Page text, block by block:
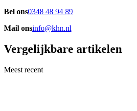
Bel ons0348 48 94 89
Mail onsinfo@khn.nl
Vergelijkbare artikelen
Meest recent